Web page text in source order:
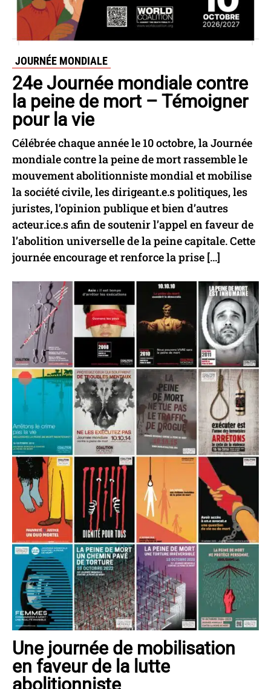
JOURNÉE MONDIALE
24e Journée mondiale contre
la peine de mort – Témoigner
pour la vie
Célébrée chaque année le 10 octobre, la Journée
mondiale contre la peine de mort rassemble le
mouvement abolitionniste mondial et mobilise
la société civile, les dirigeant.e.s politiques, les
juristes, l’opinion publique et bien d’autres
acteur.ice.s afin de soutenir l’appel en faveur de
l’abolition universelle de la peine capitale. Cette
journée encourage et renforce la prise […]
Une journée de mobilisation
en faveur de la lutte
abolitionniste